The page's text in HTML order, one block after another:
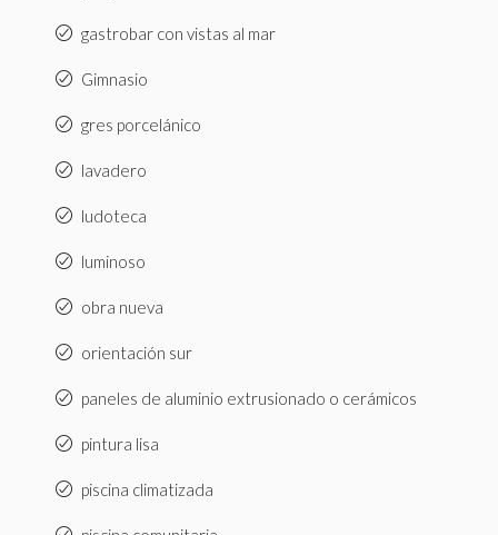
gastrobar con vistas al mar
Gimnasio
gres porcelánico
lavadero
ludoteca
luminoso
obra nueva
orientación sur
paneles de aluminio extrusionado o cerámicos
pintura lisa
piscina climatizada